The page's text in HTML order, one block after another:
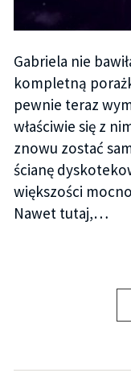
Gabriela nie
kompletną
pewnie teraz
właściwie się z
znowu zostać
ścianę
większości
Nawet tutaj,…